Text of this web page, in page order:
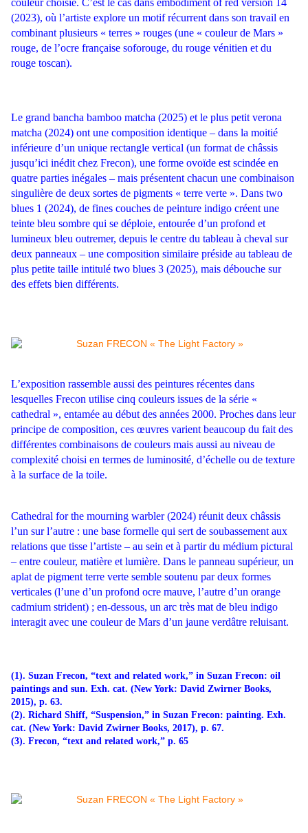
couleur choisie. C’est le cas dans embodiment of red version 14
(2023), où l’artiste explore un motif récurrent dans son travail en
combinant plusieurs « terres » rouges (une « couleur de Mars »
rouge, de l’ocre française soforouge, du rouge vénitien et du
rouge toscan).
Le grand bancha bamboo matcha (2025) et le plus petit verona
matcha (2024) ont une composition identique – dans la moitié
inférieure d’un unique rectangle vertical (un format de châssis
jusqu’ici inédit chez Frecon), une forme ovoïde est scindée en
quatre parties inégales – mais présentent chacun une combinaison
singulière de deux sortes de pigments « terre verte ». Dans two
blues 1 (2024), de fines couches de peinture indigo créent une
teinte bleu sombre qui se déploie, entourée d’un profond et
lumineux bleu outremer, depuis le centre du tableau à cheval sur
deux panneaux – une composition similaire préside au tableau de
plus petite taille intitulé two blues 3 (2025), mais débouche sur
des effets bien différents.
L’exposition rassemble aussi des peintures récentes dans
lesquelles Frecon utilise cinq couleurs issues de la série «
cathedral », entamée au début des années 2000. Proches dans leur
principe de composition, ces œuvres varient beaucoup du fait des
différentes combinaisons de couleurs mais aussi au niveau de
complexité choisi en termes de luminosité, d’échelle ou de texture
à la surface de la toile.
Cathedral for the mourning warbler (2024) réunit deux châssis
l’un sur l’autre : une base formelle qui sert de soubassement aux
relations que tisse l’artiste – au sein et à partir du médium pictural
– entre couleur, matière et lumière. Dans le panneau supérieur, un
aplat de pigment terre verte semble soutenu par deux formes
verticales (l’une d’un profond ocre mauve, l’autre d’un orange
cadmium strident) ; en-dessous, un arc très mat de bleu indigo
interagit avec une couleur de Mars d’un jaune verdâtre reluisant.
(1). Suzan Frecon, “text and related work,” in Suzan Frecon: oil
paintings and sun. Exh. cat. (New York: David Zwirner Books,
2015), p. 63.
(2). Richard Shiff, “Suspension,” in Suzan Frecon: painting. Exh.
cat. (New York: David Zwirner Books, 2017), p. 67.
(3). Frecon, “text and related work,” p. 65